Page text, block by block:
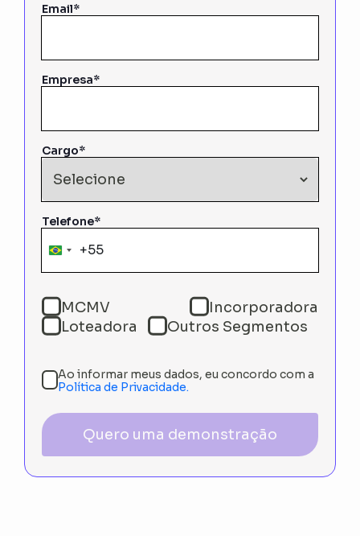
Email*
Empresa*
Cargo*
Telefone*
Brazil
+55
+55
MCMV
Incorporadora
Loteadora
Outros Segmentos
Ao informar meus dados, eu concordo com a
Política de Privacidade.
Quero uma demonstração